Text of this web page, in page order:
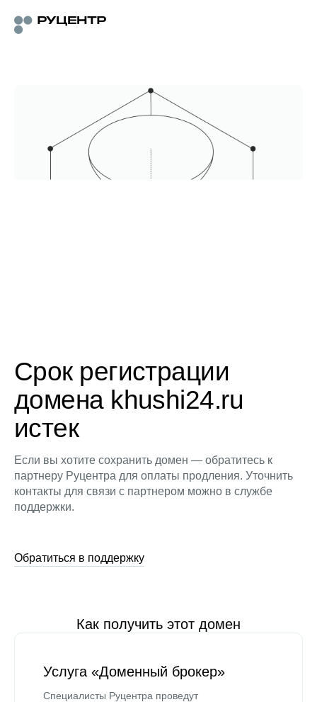
Срок регистрации
домена khushi24.ru
истек
Если вы хотите сохранить домен — обратитесь к
партнеру Руцентра для оплаты продления. Уточнить
контакты для связи с партнером можно в службе
поддержки.
Обратиться в поддержку
Как получить этот домен
Услуга «Доменный брокер»
Специалисты Руцентра проведут